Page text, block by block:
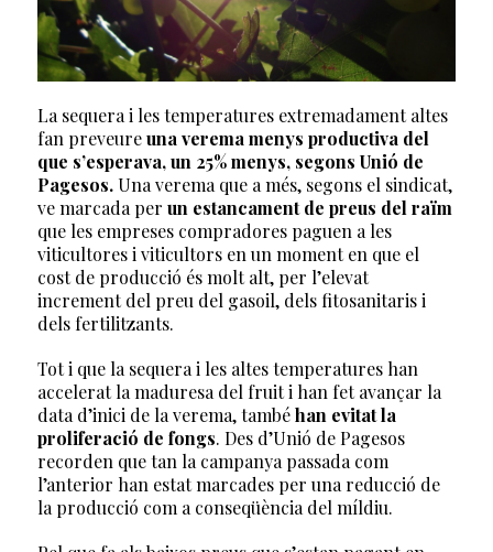
La sequera i les temperatures extremadament altes
fan preveureuna verema menys productiva del
que s’esperava, un 25% menys, segons Unió de
Pagesos.Una verema que a més, segons el sindicat,
ve marcada per un estancament de preus del raïm
que les empreses compradores paguen a les
viticultores i viticultors en un moment en que el
cost de producció és molt alt, per l’elevat
increment del preu del gasoil, dels fitosanitaris i
dels fertilitzants.
Tot i que la sequera i les altes temperatures han
accelerat la maduresa del fruit i han fet avançar la
data d’inici de la verema, tambéhan evitat la
proliferació de fongs. Des d’Unió de Pagesos
recorden que tan la campanya passada com
l’anterior han estat marcades per una reducció de
la producció com a conseqüència del míldiu.